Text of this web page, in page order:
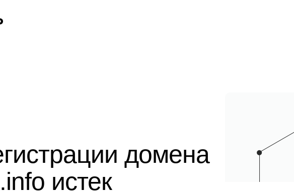
домена
истек